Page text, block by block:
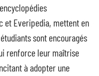
et Everipedia, mettent en
sont encouragés
renforce leur maîtrise
à adopter une